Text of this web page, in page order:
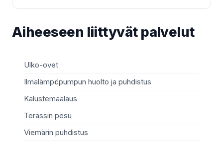
Aiheeseen liittyvät palvelut
Ulko-ovet
Ilmalämpöpumpun huolto ja puhdistus
Kalustemaalaus
Terassin pesu
Viemärin puhdistus